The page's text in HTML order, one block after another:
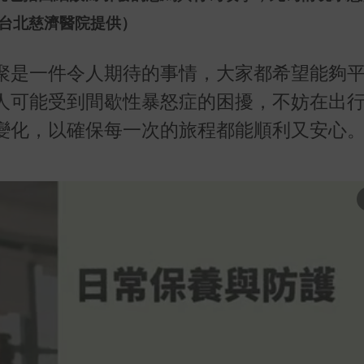
北慈濟醫院提供）
一件令人期待的事情，大家都希望能夠
能受到間歇性暴怒症的困擾，不妨在出
，以確保每一次的旅程都能順利又安心